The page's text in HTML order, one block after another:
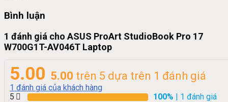
Bình luận
1 đánh giá cho ASUS ProArt StudioBook Pro 17
W700G1T-AV046T Laptop
5.00 5.00 trên 5 dựa trên 1 đánh giá
1 đánh giá của khách hàng
5
100% | 1 đánh giá